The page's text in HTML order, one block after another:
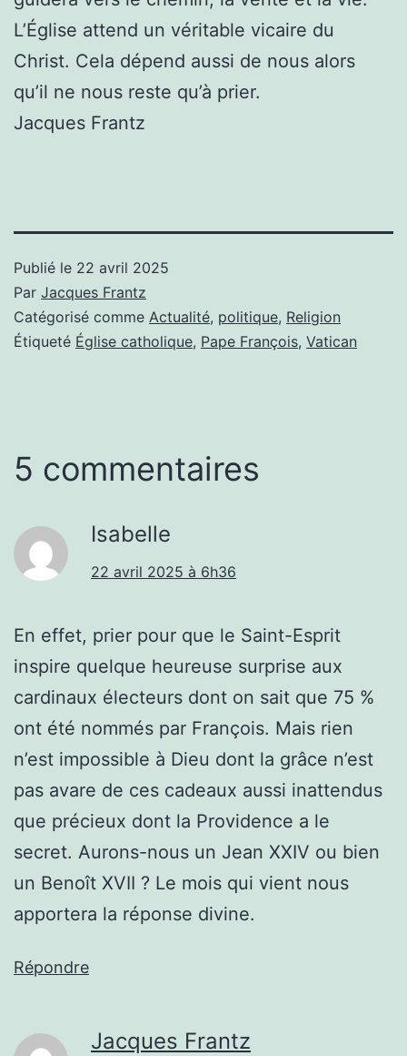
L’Église attend un véritable vicaire du
Christ. Cela dépend aussi de nous alors
qu’il ne nous reste qu’à prier.
Jacques Frantz
Publié le 22 avril 2025
Par Jacques Frantz
Catégorisé comme Actualité, politique, Religion
Étiqueté Église catholique, Pape François, Vatican
5 commentaires
Isabelle
22 avril 2025 à 6h36
En effet, prier pour que le Saint-Esprit
inspire quelque heureuse surprise aux
cardinaux électeurs dont on sait que 75 %
ont été nommés par François. Mais rien
n’est impossible à Dieu dont la grâce n’est
pas avare de ces cadeaux aussi inattendus
que précieux dont la Providence a le
secret. Aurons-nous un Jean XXIV ou bien
un Benoît XVII ? Le mois qui vient nous
apportera la réponse divine.
Répondre
Jacques Frantz